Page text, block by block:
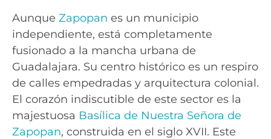
Aunque Zapopan es un municipio
independiente, está completamente
fusionado a la mancha urbana de
Guadalajara. Su centro histórico es un respiro
de calles empedradas y arquitectura colonial.
El corazón indiscutible de este sector es la
majestuosa Basílica de Nuestra Señora de
Zapopan, construida en el siglo XVII. Este